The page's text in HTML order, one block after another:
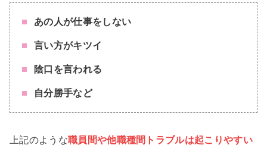
あの人が仕事をしない
言い方がキツイ
陰口を言われる
自分勝手など
上記のような職員間や他職種間トラブルは起こりやすい